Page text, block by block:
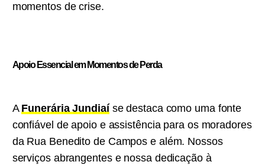
momentos de crise.
Apoio Essencial em Momentos de Perda
A Funerária Jundiaíse destaca como uma fonte
confiável de apoio e assistência para os moradores
da Rua Benedito de Campos e além. Nossos
serviços abrangentes e nossa dedicação à